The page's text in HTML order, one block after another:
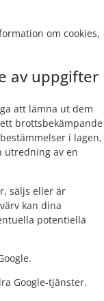
om cookies,
av uppgifter
att lämna ut dem
brottsbekämpande
i lagen,
av en
säljs eller är
kan dina
potentiella
Google-tjänster.